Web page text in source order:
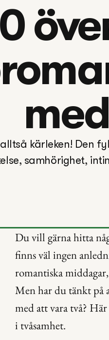
kärleken! Den
samhörighet,
Du vill gärna hitta
finns väl ingen
romantiska
Men har du tänkt på
med att vara två?
i tvåsamhet.